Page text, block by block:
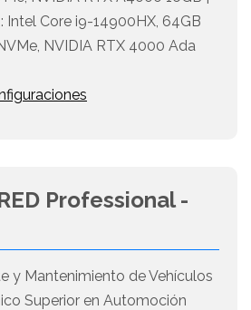
Intel Core i9-14900HX, 64GB
NVIDIA RTX 4000 Ada
Professional -
y Mantenimiento de Vehículos
Superior en Automoción